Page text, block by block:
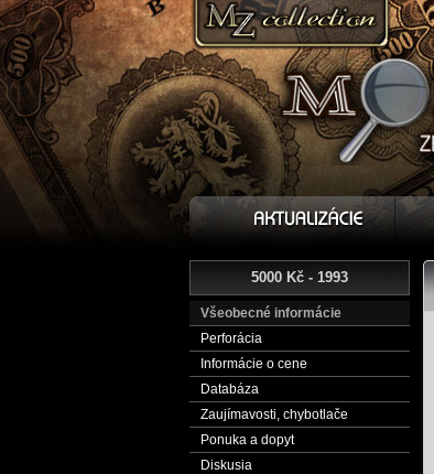
5000 Kč - 1993
Všeobecné informácie
Perforácia
Informácie o cene
Databáza
Zaujímavosti, chybotlače
Ponuka a dopyt
Diskusia